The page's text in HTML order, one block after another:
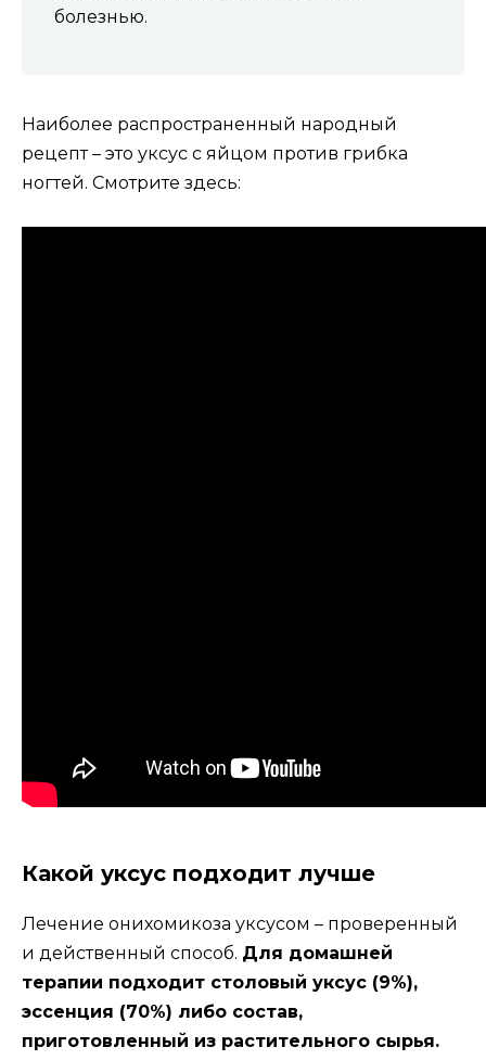
болезнью.
Наиболее распространенный народный
рецепт – это уксус с яйцом против грибка
ногтей. Смотрите здесь:
Какой уксус подходит лучше
Лечение онихомикоза уксусом – проверенный
и действенный способ. Для домашней
терапии подходит столовый уксус (9%),
эссенция (70%) либо состав,
приготовленный из растительного сырья.